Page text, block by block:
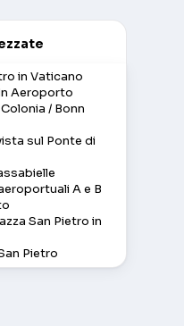
in Vaticano
Aeroporto
/ Bonn
sul Ponte di
A e B
San Pietro in
Pietro